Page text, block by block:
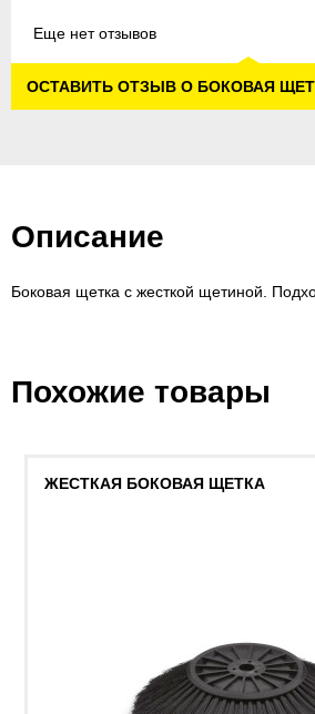
Еще нет отзывов
Описание
Боковая щетка с жесткой щетиной.
Похожие товары
ЖЕСТКАЯ БОКОВАЯ ЩЕТКА